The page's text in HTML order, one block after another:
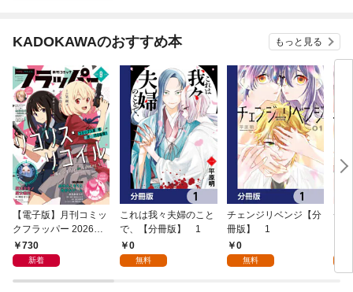
ラスト付】
KADOKAWAのおすすめ本 もっと見る
【電子版】月刊コミッ
クフラッパー 2026年9
月号730
新着
これは我々夫婦のこと
で、【分冊版】 1
0
無料
チェンジリベンジ【分
冊版】 1
0
無料
チ